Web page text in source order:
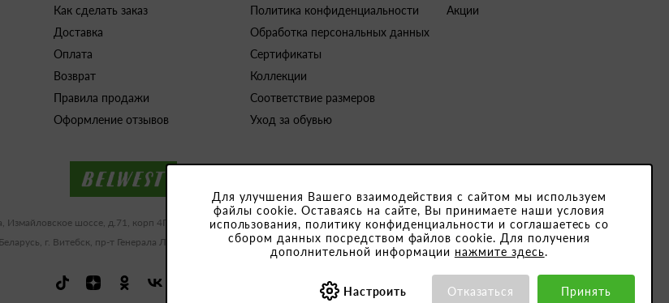
Для улучшения Вашего взаимодействия с сайтом мы используем
файлы cookie. Оставаясь на сайте, Вы принимаете наши условия
использования, политику конфиденциальности и соглашаетесь со
сбором данных посредством файлов cookie. Для получения
дополнительной информации нажмите здесь.
Настроить Отказаться Принять
Как сделать заказ
Доставка
Оплата
Возврат
Правила продажи
Оформление отзывов
Политика конфиденциальности
Обработка персональных данных
Сертификаты
Коллекции
Соответствие размеров
Уход за обувью
Акции
Измайловское шоссе, д.71, корп 4Г-Д ИНН/КПП 9909483591/774791001. Юридический адрес закрытого акционерного общества «Белвест
г. Витебск, пр-т Генерала Людникова, 10-1, УНП 391815189, ОКПО 501066892000